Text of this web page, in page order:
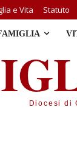
e Vita Statuto
Diocesi di